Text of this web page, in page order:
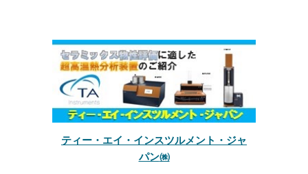
ティー・エイ・インスツルメント・ジャ
パン㈱